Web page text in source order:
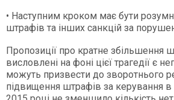
• Наступним кроком має бути
штрафів та інших санкцій за
Пропозиції про кратне збільшення
висловлені на фоні цієї трагедії є
можуть призвести до зворотнього
підвищення штрафів за керування в